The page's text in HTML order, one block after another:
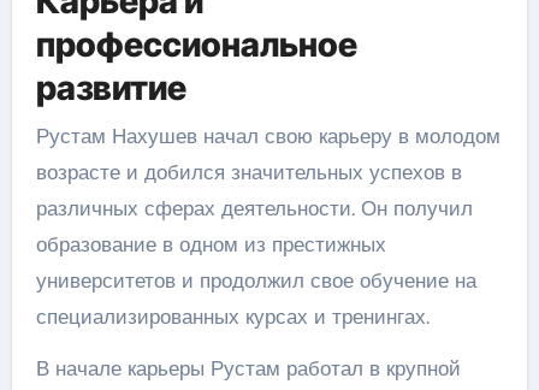
профессиональное
развитие
Рустам Нахушев начал свою карьеру в молодом
возрасте и добился значительных успехов в
различных сферах деятельности. Он получил
образование в одном из престижных
университетов и продолжил свое обучение на
специализированных курсах и тренингах.
В начале карьеры Рустам работал в крупной